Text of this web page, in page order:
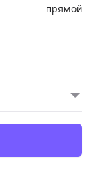
прямой